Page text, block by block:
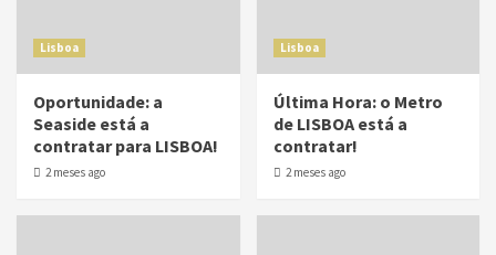
Lisboa
Oportunidade: a
Seaside está a
contratar para LISBOA!
2 meses ago
Lisboa
Última Hora: o Metro
de LISBOA está a
contratar!
2 meses ago